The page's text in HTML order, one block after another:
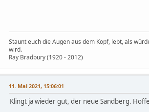
Staunt euch die Augen aus dem Kopf, lebt, als
wird.
Ray Bradbury (1920 - 2012)
11. Mai 2021, 15:06:01
Klingt ja wieder gut, der neue Sandberg.